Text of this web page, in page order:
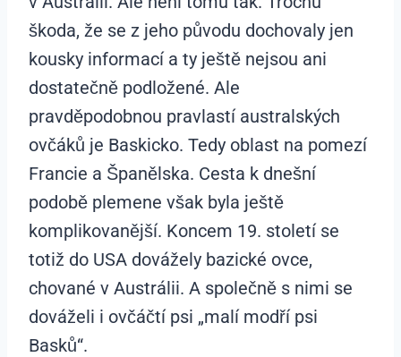
škoda, že se z jeho původu dochovaly jen
kousky informací a ty ještě nejsou ani
dostatečně podložené. Ale
pravděpodobnou pravlastí australských
ovčáků je Baskicko. Tedy oblast na pomezí
Francie a Španělska. Cesta k dnešní
podobě plemene však byla ještě
komplikovanější. Koncem 19. století se
totiž do USA dovážely bazické ovce,
chované v Austrálii. A společně s nimi se
dováželi i ovčáčtí psi „malí modří psi
Basků“.